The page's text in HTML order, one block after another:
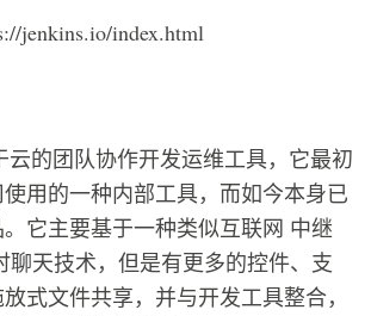
jenkins.io/index.html
云的团队协作开发运维工具，它最初
用的一种内部工具，而如今本身已
它主要基于一种类似互联网 中继
聊天技术，但是有更多的控件、支
式文件共享，并与开发工具整合，